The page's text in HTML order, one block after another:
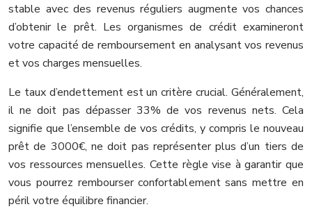
stable avec des revenus réguliers augmente vos chances
d’obtenir le prêt. Les organismes de crédit examineront
votre capacité de remboursement en analysant vos revenus
et vos charges mensuelles.
Le taux d’endettement est un critère crucial. Généralement,
il ne doit pas dépasser 33% de vos revenus nets. Cela
signifie que l’ensemble de vos crédits, y compris le nouveau
prêt de 3000€, ne doit pas représenter plus d’un tiers de
vos ressources mensuelles. Cette règle vise à garantir que
vous pourrez rembourser confortablement sans mettre en
péril votre équilibre financier.